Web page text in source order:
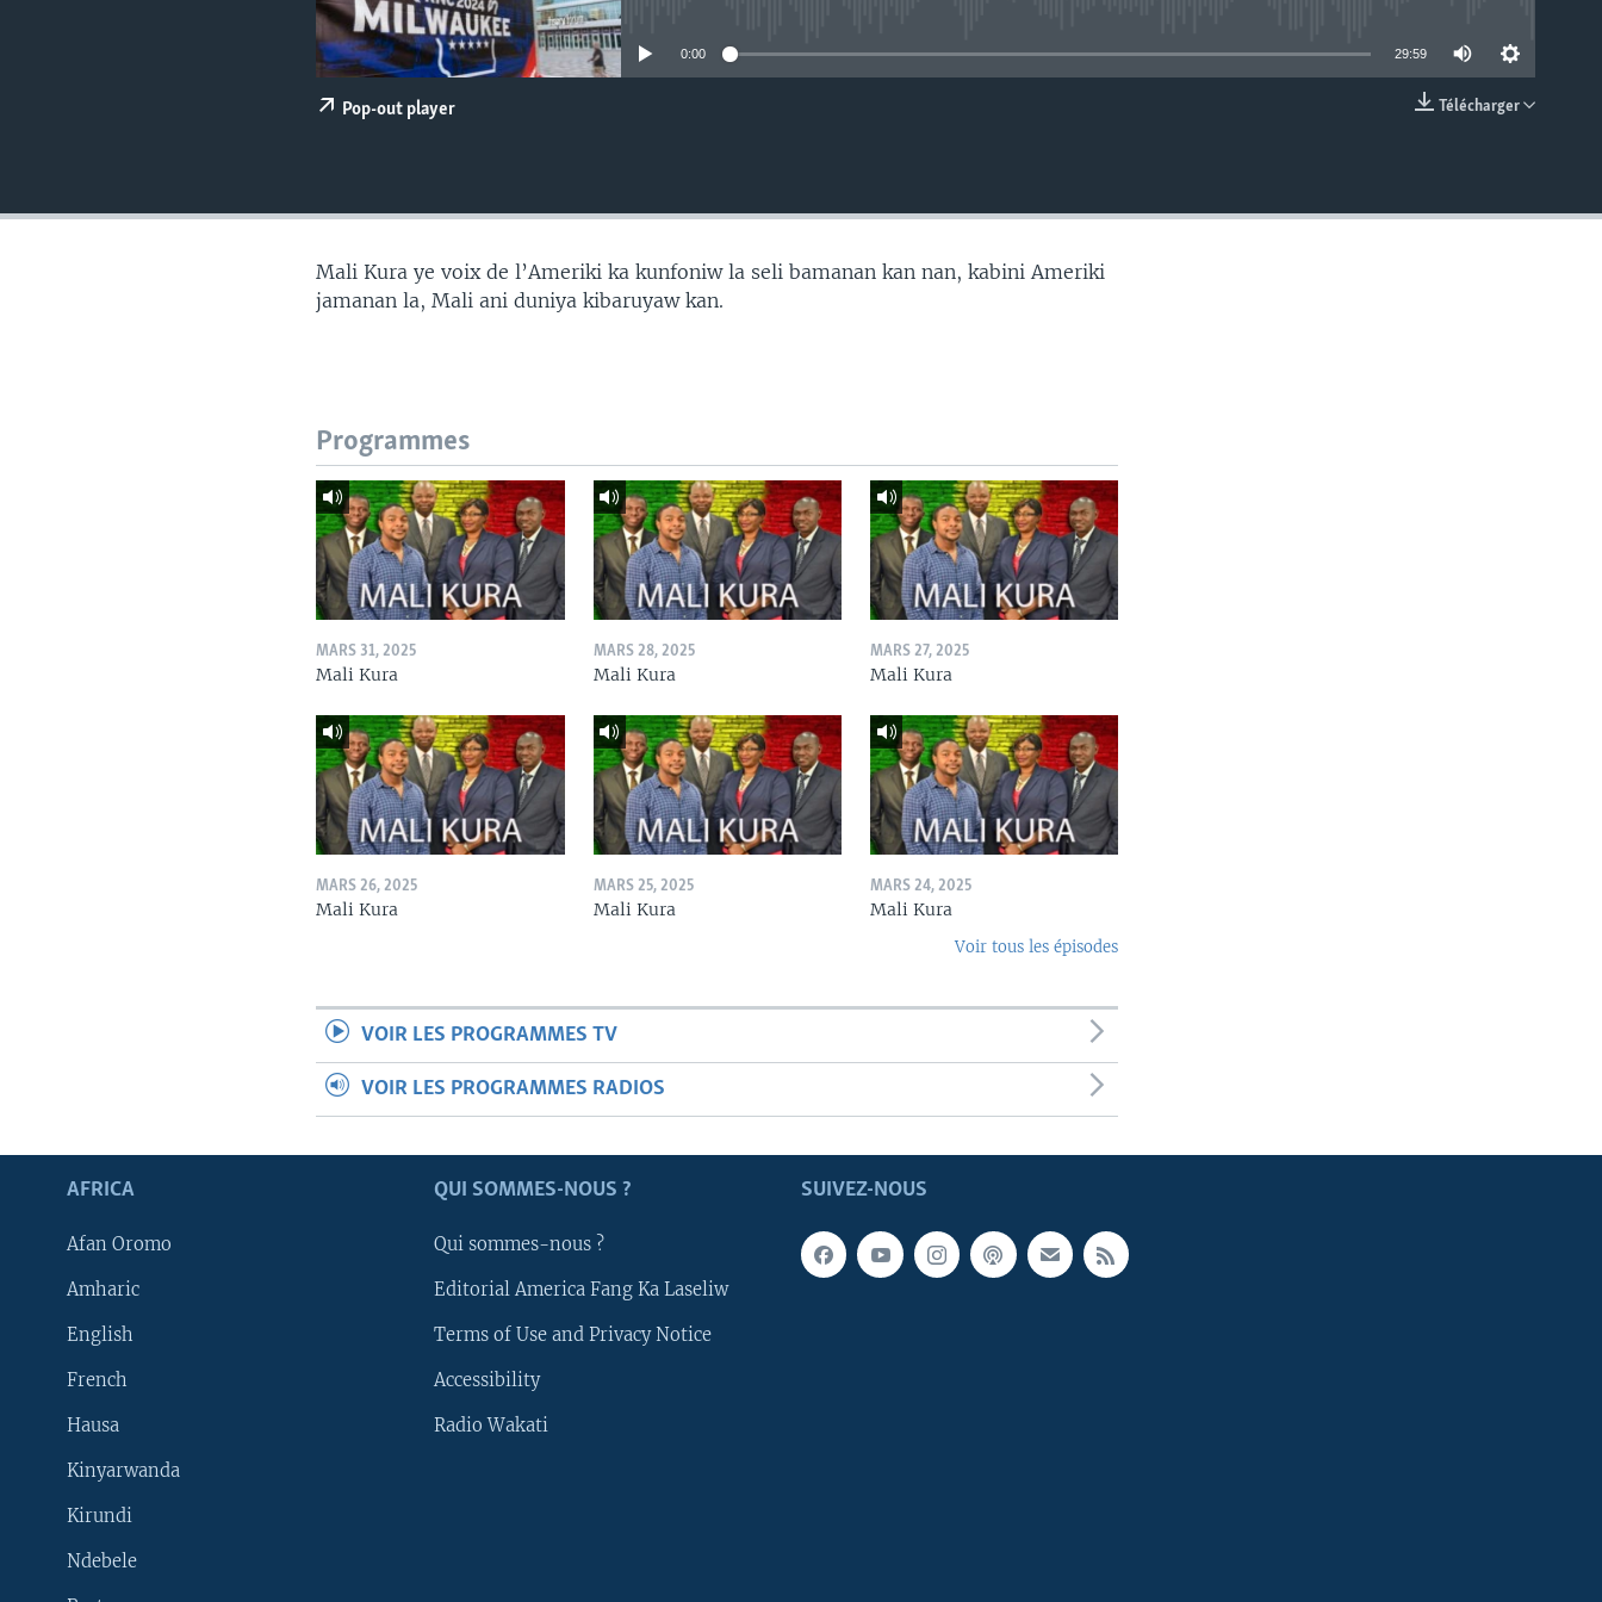
0:00 29:59
Télécharger
Pop-out player
Mali Kura ye voix de l’Ameriki ka kunfoniw la seli bamanan kan nan, kabini Ameriki
jamanan la, Mali ani duniya kibaruyaw kan.
Programmes
MARS 31, 2025
Mali Kura
MARS 28, 2025
Mali Kura
MARS 27, 2025
Mali Kura
MARS 26, 2025
Mali Kura
MARS 25, 2025
Mali Kura
MARS 24, 2025
Mali Kura
Voir tous les épisodes
VOIR LES PROGRAMMES TV
VOIR LES PROGRAMMES RADIOS
SUIVEZ-NOUS
AFRICA
Afan Oromo
Amharic
English
French
Hausa
Kinyarwanda
Kirundi
Ndebele
QUI SOMMES-NOUS ?
Qui sommes-nous ?
Editorial America Fang Ka Laseliw
Terms of Use and Privacy Notice
Accessibility
Radio Wakati